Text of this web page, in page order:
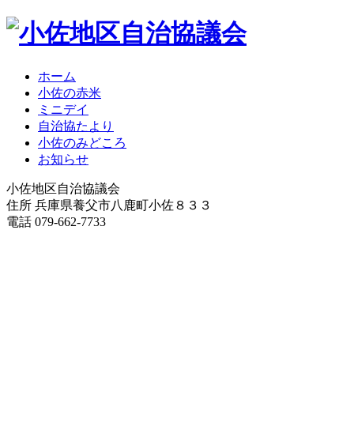
ホーム
小佐の赤米
ミニデイ
自治協たより
小佐のみどころ
お知らせ
小佐地区自治協議会
住所 兵庫県養父市八鹿町小佐８３３
電話 079-662-7733